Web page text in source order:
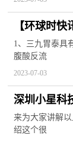
【环球时
胃泰的功效
1、三九胃泰具
腹酸反流
2023-07-03
深圳小星科
司介绍） 全
来为大家讲解
绍这个很